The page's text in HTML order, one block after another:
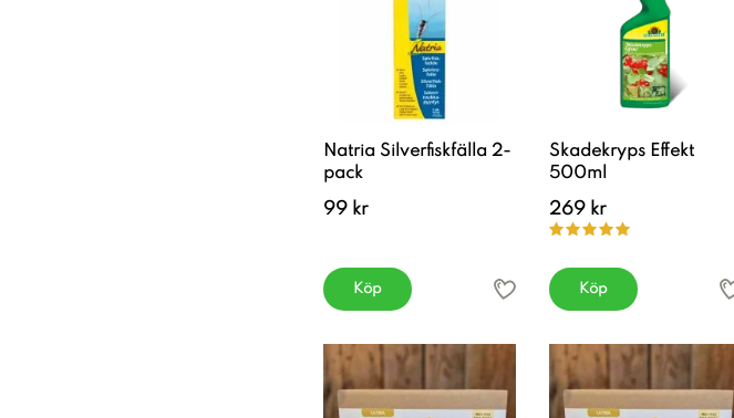
Natria Silverfiskfälla 2-
pack
99 kr
Köp
Skadekryps Effekt
500ml
269 kr
Köp